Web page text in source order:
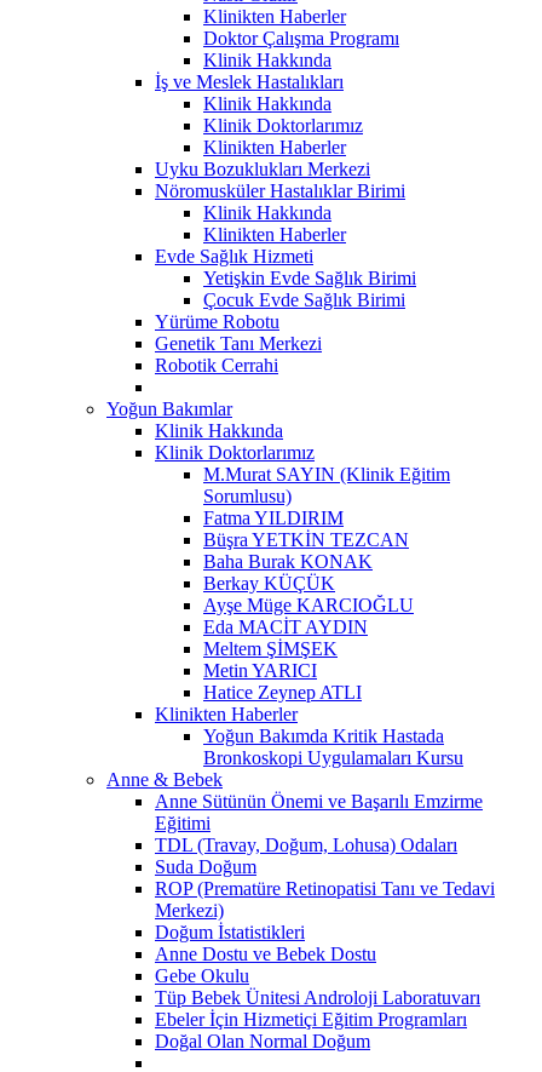
Klinikten Haberler
Doktor Çalışma Programı
Klinik Hakkında
İş ve Meslek Hastalıkları
Klinik Hakkında
Klinik Doktorlarımız
Klinikten Haberler
Uyku Bozuklukları Merkezi
Nöromusküler Hastalıklar Birimi
Klinik Hakkında
Klinikten Haberler
Evde Sağlık Hizmeti
Yetişkin Evde Sağlık Birimi
Çocuk Evde Sağlık Birimi
Yürüme Robotu
Genetik Tanı Merkezi
Robotik Cerrahi
Yoğun Bakımlar
Klinik Hakkında
Klinik Doktorlarımız
M.Murat SAYIN (Klinik Eğitim
Sorumlusu)
Fatma YILDIRIM
Büşra YETKİN TEZCAN
Baha Burak KONAK
Berkay KÜÇÜK
Ayşe Müge KARCIOĞLU
Eda MACİT AYDIN
Meltem ŞİMŞEK
Metin YARICI
Hatice Zeynep ATLI
Klinikten Haberler
Yoğun Bakımda Kritik Hastada
Bronkoskopi Uygulamaları Kursu
Anne & Bebek
Anne Sütünün Önemi ve Başarılı Emzirme
Eğitimi
TDL (Travay, Doğum, Lohusa) Odaları
Suda Doğum
ROP (Prematüre Retinopatisi Tanı ve Tedavi
Merkezi)
Doğum İstatistikleri
Anne Dostu ve Bebek Dostu
Gebe Okulu
Tüp Bebek Ünitesi Androloji Laboratuvarı
Ebeler İçin Hizmetiçi Eğitim Programları
Doğal Olan Normal Doğum